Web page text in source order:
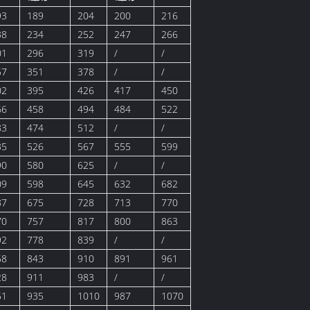
189 204 200
216
234 252 247
266
296 319 /
/
351 378 /
/
395 426 417
450
458 494 484
522
474 512 /
/
526 567 555
599
580 625 /
/
598 645 632
682
675 728 713
770
757 817 800
863
778 839 /
/
843 910 891
961
911 983 /
/
935 1010 987
1070